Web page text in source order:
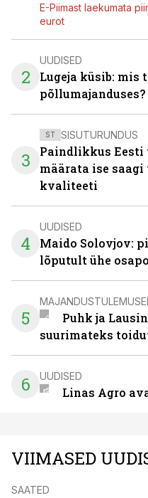
E-Piimast laekumata
eurot
2
UUDISED
Lugeja küsib: mis
põllumajanduses?
3
ST SISUTURUNDUS
Paindlikkus Eesti
määrata ise
kvaliteeti
4
UUDISED
Maido Solovjov:
lõputult ühe
5
Puhk ja
suurimateks
6 UUDISED
Linas Agro
VIIMASED
SAATED